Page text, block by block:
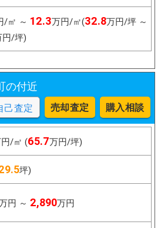
/㎡ ～ 12.3万円/㎡(32.8万円/坪 ～
円/坪)
の付近
己査定 売却査定 購入相談
/㎡ (65.7万円/坪)
坪)
円 ～ 2,890万円